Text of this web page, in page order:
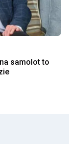
samolot to